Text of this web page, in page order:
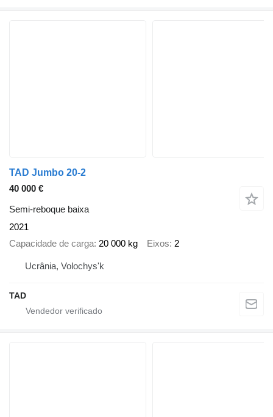
TAD Jumbo 20-2
40 000 €
Semi-reboque baixa
2021
Capacidade de carga 20 000 kg Eixos 2
Ucrânia, Volochys'k
TAD